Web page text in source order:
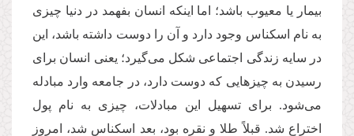
بیمار یا معیوب باشد؛ اما اینکه انسان بفهمد در دنیا چیزی
به نام اسکناس وجود دارد و آن را دوست داشته باشد، این
در سایه زندگی اجتماعی شکل می‌گیرد؛ یعنی انسان برای
رسیدن به چیزهایی که دوست دارد، در جامعه وارد مبادله
می‌شود. برای تسهیل این مبادلات، چیزی به نام پول
اختراع شد. قبلاً طلا و نقره بود، بعد اسکناس شد، امروز